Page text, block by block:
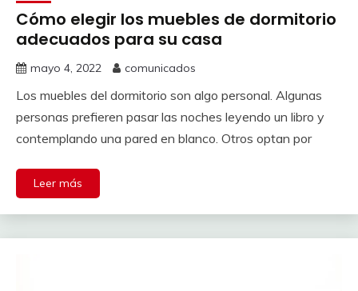
Cómo elegir los muebles de dormitorio
adecuados para su casa
mayo 4, 2022 comunicados
‍Los muebles del dormitorio son algo personal. Algunas
personas prefieren pasar las noches leyendo un libro y
contemplando una pared en blanco. Otros optan por
Leer más